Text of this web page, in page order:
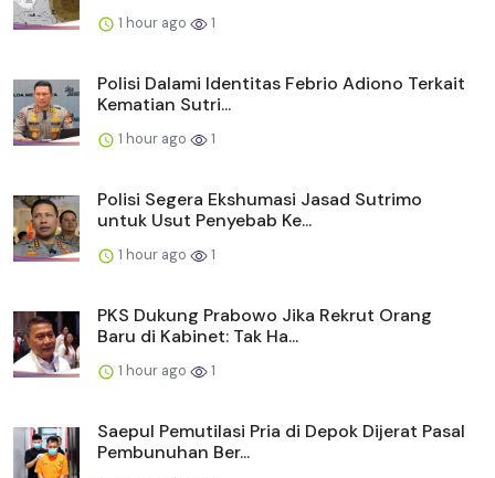
1 hour ago 1
Polisi Dalami Identitas Febrio Adiono Terkait
Kematian Sutri...
1 hour ago 1
Polisi Segera Ekshumasi Jasad Sutrimo
untuk Usut Penyebab Ke...
1 hour ago 1
PKS Dukung Prabowo Jika Rekrut Orang
Baru di Kabinet: Tak Ha...
1 hour ago 1
Saepul Pemutilasi Pria di Depok Dijerat Pasal
Pembunuhan Ber...